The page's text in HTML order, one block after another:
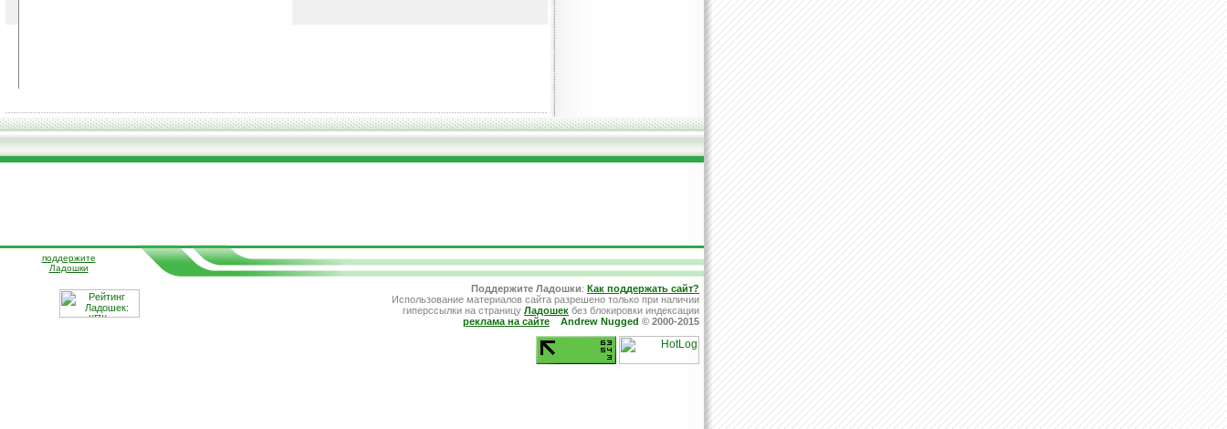
поддержите
Ладошки
Поддержите Ладошки: Как поддержать сайт?
Использование материалов сайта разрешено только при наличии
гиперссылки на страницу Ладошек без блокировки индексации
реклама на сайте
Andrew Nugged © 2000-2015